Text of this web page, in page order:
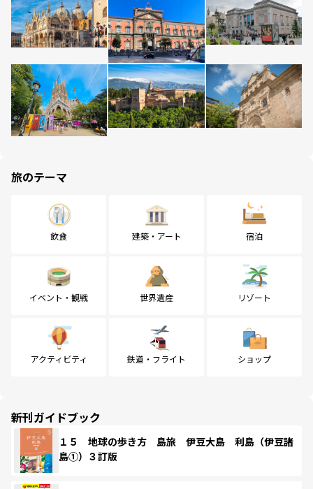
旅のテーマ
飲食 建築・アート 宿泊
イベント・観戦 世界遺産 リゾート
アクティビティ 鉄道・フライト ショップ
新刊ガイドブック
１５ 地球の歩き方 島旅 伊豆大島 利島（伊豆諸
島①）３訂版